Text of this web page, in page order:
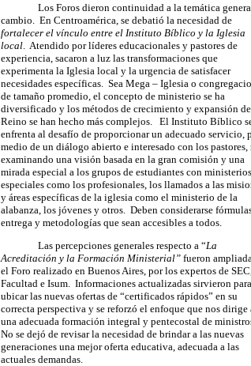
Los Foros dieron continuidad a la temática
cambio. En Centroamérica, se debatió la necesidad de
fortalecer el vínculo entre el Instituto Bíblico y la Iglesia
local . Atendido por líderes educacionales y pastores de
experiencia, sacaron a luz las transformaciones que
experimenta la Iglesia local y la urgencia de satisfacer
necesidades específicas. Sea Mega – Iglesia o
de tamaño promedio, el concepto de ministerio se ha
diversificado y los métodos de crecimiento y expansión
Reino se han hecho más complejos. El Instituto Bíblico
enfrenta al desafío de proporcionar un adecuado servicio,
medio de un diálogo abierto e interesado con los pastores,
examinando una visión basada en la gran comisión y una
mirada especial a los grupos de estudiantes con ministerios
especiales como los profesionales, los llamados a las
y áreas específicas de la iglesia como el ministerio de la
alabanza, los jóvenes y otros. Deben considerarse
entrega y metodologías que sean accesibles a todos.
Las percepciones generales respecto a “La
Acreditación y la Formación Ministerial” fueron
el Foro realizado en Buenos Aires, por los expertos de SEC,
Facultad e Isum. Informaciones actualizadas sirvieron para
ubicar las nuevas ofertas de “certificados rápidos” en su
correcta perspectiva y se reforzó el enfoque que nos dirige
una adecuada formación integral y pentecostal de
No se dejó de revisar la necesidad de brindar a las nuevas
generaciones una mejor oferta educativa, adecuada a las
actuales demandas.